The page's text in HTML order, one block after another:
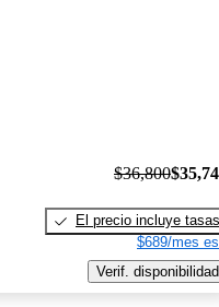
$36,800
El precio incluye tasas
$689/mes
Verif. disponibilidad